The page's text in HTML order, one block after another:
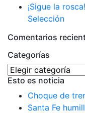
¡Sigue la
Selección
Comentarios
Categorías
Categorías
Esto es noticia
Choque de
Santa Fe